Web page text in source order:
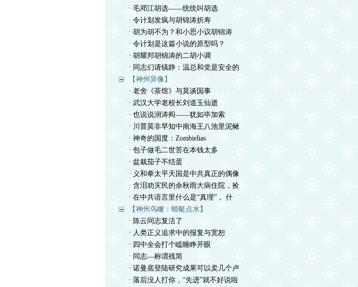
· 毛邓江胡选——统统叫胡选
· 令计划发疯与胡锦涛折寿
· 胡为胡不为？和小思小议胡锦涛
· 令计划是这篇小说的原型吗？
· 胡耀邦胡锦涛的二胡小调
· 同志们请镇静：温总和党是安全的
【神州异像】
· 老舍《茶馆》与莫谈国事
· 武汉大学老校长刘道玉仙逝
· 也说说润涛阎——犹如毕加索
· 川普莫非早知中南海王八池里泥鳅
· 神奇的国度：Zombielias
· 包子做毛二世苦在本钱太多
· 盆栽茄子不结蛋
· 义和拳太平天国是中共真正的偶像
· 含泪劝灾民的余秋雨大病住院，捡
· 在中共语言里什么是“真理”， 什
【神州鸟瞰：蜻蜓点水】
· 陈云同志复活了
· 人类正义追求中的报复与宽恕
· 四中全会打个瞌睡睁开眼
· 同志—称谓残简
· 诺曼底登陆研究成果可以卖几个卢
· 落后没人打你，“先进”就不好说啦